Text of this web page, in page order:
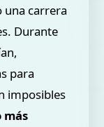
una carrera
Durante
para
imposibles
más